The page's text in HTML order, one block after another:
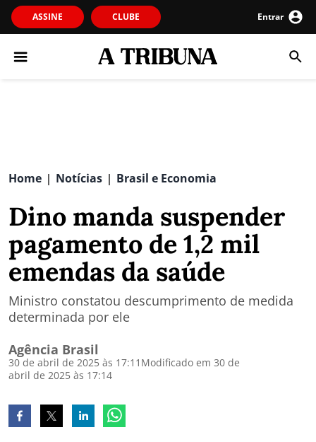
ASSINE CLUBE Entrar
Home | Notícias | Brasil e Economia
Dino manda suspender
pagamento de 1,2 mil
emendas da saúde
Ministro constatou descumprimento de medida
determinada por ele
Agência Brasil
30 de abril de 2025 às 17:11 Modificado em 30 de
abril de 2025 às 17:14